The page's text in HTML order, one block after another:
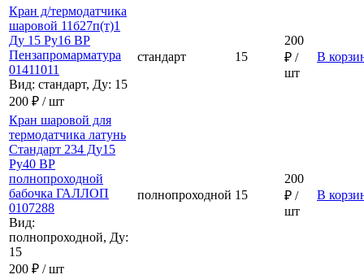
Кран д/термодатчика
шаровой 11б27п(т)1
Ду 15 Ру16 ВР
Пензапромарматура
01411011
Вид: стандарт, Ду: 15
200 ₽ / шт
стандарт 15
200
₽ /
шт
В
Кран шаровой для
термодатчика латунь
Стандарт 234 Ду15
Ру40 ВР
полнопроходной
бабочка ГАЛЛОП
0107288
Вид:
полнопроходной, Ду:
15
200 ₽ / шт
полнопроходной 15
200
₽ /
шт
В